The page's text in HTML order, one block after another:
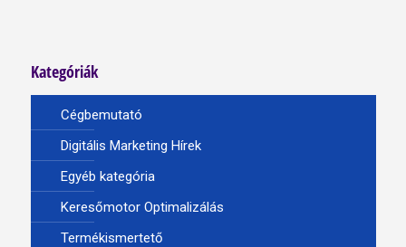
Kategóriák
Cégbemutató
Digitális Marketing Hírek
Egyéb kategória
Keresőmotor Optimalizálás
Termékismertető